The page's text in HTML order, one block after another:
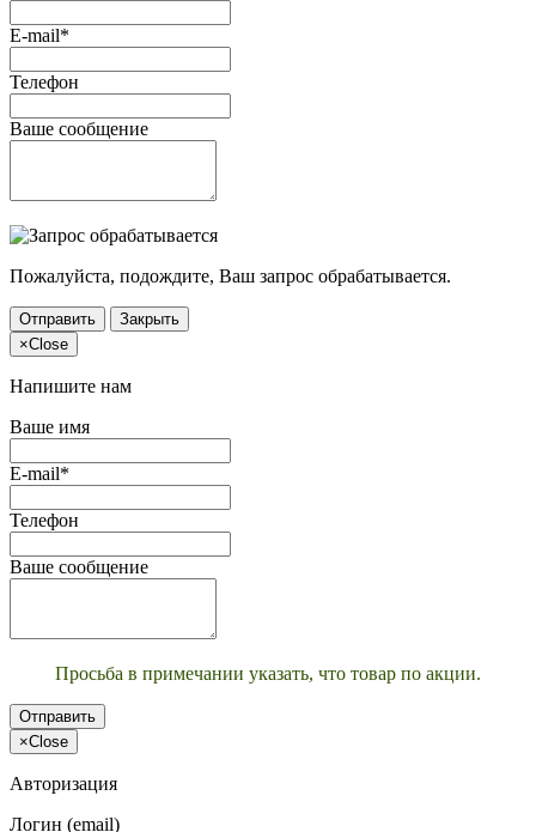
E-mail*
Телефон
Ваше сообщение
Пожалуйста, подождите, Ваш запрос обрабатывается.
Отправить
Закрыть
×Close
Напишите нам
Ваше имя
E-mail*
Телефон
Ваше сообщение
Просьба в примечании указать, что товар по акции.
Отправить
×Close
Авторизация
Логин (email)